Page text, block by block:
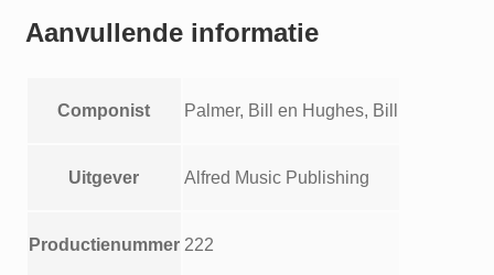
Aanvullende informatie
Componist Palmer, Bill en Hughes, Bill
Uitgever Alfred Music Publishing
Productienummer 222